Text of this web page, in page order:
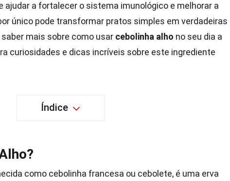
ajudar a fortalecer o sistema imunológico e melhorar a
único pode transformar pratos simples em verdadeiras
mais sobre como usar cebolinha alho no seu dia a
curiosidades e dicas incríveis sobre este ingrediente
Índice
como cebolinha francesa ou cebolete, é uma erva